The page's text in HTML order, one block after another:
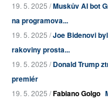
19. 5. 2025 /Muskův AI bot
na programova...
19. 5. 2025 /Joe Bidenovi
rakoviny prosta...
19. 5. 2025 /Donald Trump
premiér
19. 5. 2025 /Fabiano Golgo